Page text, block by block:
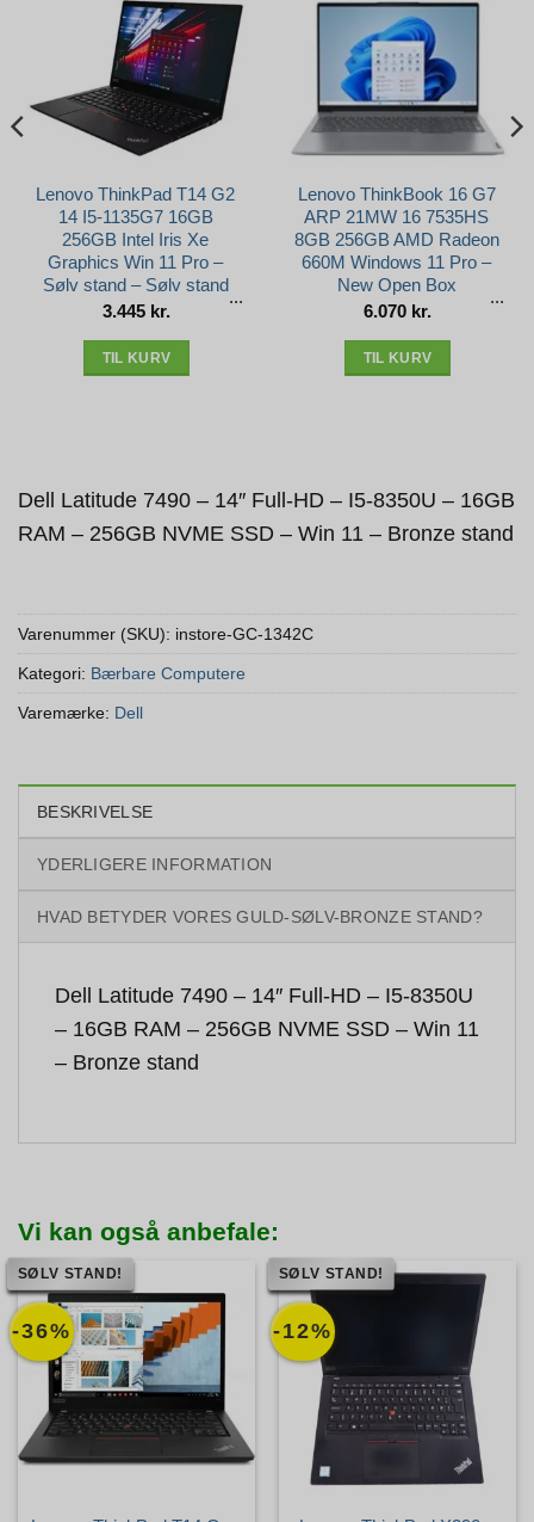
Lenovo ThinkPad T14 G2
14 I5-1135G7 16GB
256GB Intel Iris Xe
Graphics Win 11 Pro –
Sølv stand – Sølv stand
3.445 kr.
TIL KURV
Lenovo ThinkBook 16 G7
ARP 21MW 16 7535HS
8GB 256GB AMD Radeon
660M Windows 11 Pro –
New Open Box
6.070 kr.
TIL KURV
Dell Latitude 7490 – 14″ Full-HD – I5-8350U – 16GB
RAM – 256GB NVME SSD – Win 11 – Bronze stand
Varenummer (SKU): instore-GC-1342C
Kategori: Bærbare Computere
Varemærke: Dell
BESKRIVELSE
YDERLIGERE INFORMATION
HVAD BETYDER VORES GULD-SØLV-BRONZE STAND?
Dell Latitude 7490 – 14″ Full-HD – I5-8350U
– 16GB RAM – 256GB NVME SSD – Win 11
– Bronze stand
Vi kan også anbefale:
-36%
SØLV STAND!
-12%
SØLV STAND!